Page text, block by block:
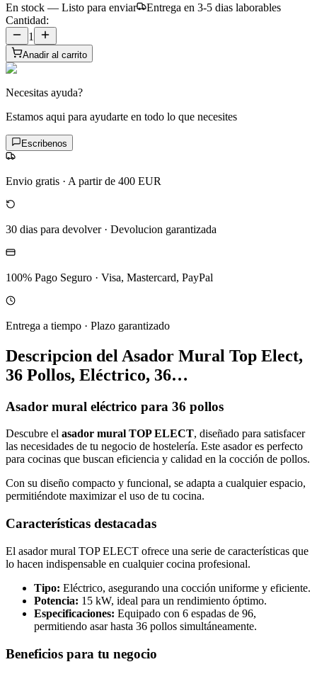
En stock — Listo para enviar
Entrega en 3-5 dias laborables
Cantidad:
1
Anadir al carrito
Necesitas ayuda?
Estamos aqui para ayudarte en todo lo que necesites
Escribenos
Envio gratis · A partir de 400 EUR
30 dias para devolver· Devolucion garantizada
100% Pago Seguro · Visa, Mastercard, PayPal
Entrega a tiempo · Plazo garantizado
Descripcion del Asador Mural Top Elect,
36 Pollos, Eléctrico, 36…
Asador mural eléctrico para 36 pollos
Descubre el asador mural TOP ELECT, diseñado para satisfacer
las necesidades de tu negocio de hostelería. Este asador es perfecto
para cocinas que buscan eficiencia y calidad en la cocción de pollos.
Con su diseño compacto y funcional, se adapta a cualquier espacio,
permitiéndote maximizar el uso de tu cocina.
Características destacadas
El asador mural TOP ELECT ofrece una serie de características que
lo hacen indispensable en cualquier cocina profesional.
Tipo: Eléctrico, asegurando una cocción uniforme y eficiente.
Potencia: 15 kW, ideal para un rendimiento óptimo.
Especificaciones: Equipado con 6 espadas de 96,
permitiendo asar hasta 36 pollos simultáneamente.
Beneficios para tu negocio